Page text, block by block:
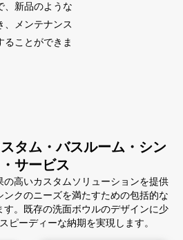
、新品のような
、メンテナンス
ることができま
タム・バスルーム・シン
サービス
の高いカスタムソリューションを提供
ンクのニーズを満たすための包括的な
す。既存の洗面ボウルのデザインに少
ピーディーな納期を実現します。